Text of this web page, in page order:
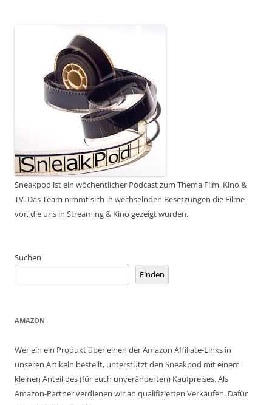
Sneakpod ist ein wöchentlicher Podcast zum Thema Film, Kino &
TV. Das Team nimmt sich in wechselnden Besetzungen die Filme
vor, die uns in Streaming & Kino gezeigt wurden.
Suchen
Finden
AMAZON
Wer ein ein Produkt über einen der Amazon Affiliate-Links in
unseren Artikeln bestellt, unterstützt den Sneakpod mit einem
kleinen Anteil des (für euch unveränderten) Kaufpreises. Als
Amazon-Partner verdienen wir an qualifizierten Verkäufen. Dafür